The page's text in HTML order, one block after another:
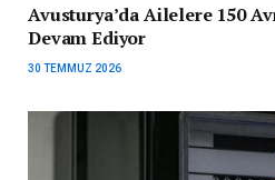
Avusturya’da Ailelere 150
Devam Ediyor
30 TEMMUZ 2026